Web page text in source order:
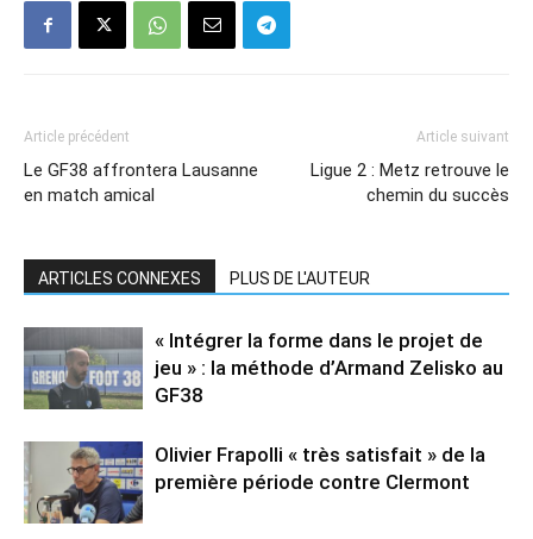
Article précédent
Le GF38 affrontera Lausanne
en match amical
Article suivant
Ligue 2 : Metz retrouve le
chemin du succès
ARTICLES CONNEXES PLUS DE L'AUTEUR
« Intégrer la forme dans le projet de
jeu » : la méthode d’Armand Zelisko au
GF38
Olivier Frapolli « très satisfait » de la
première période contre Clermont